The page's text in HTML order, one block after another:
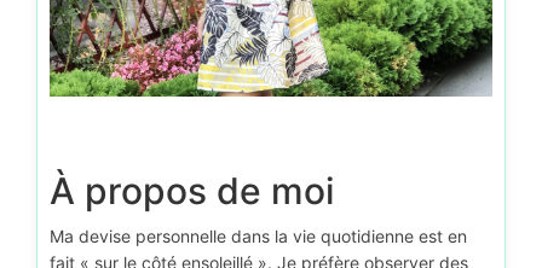
À propos de moi
Ma devise personnelle dans la vie quotidienne est en
fait « sur le côté ensoleillé ». Je préfère observer des